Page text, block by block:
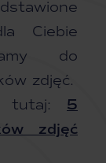
Ciebie
do
zdjęć.
tutaj: 5
zdjęć